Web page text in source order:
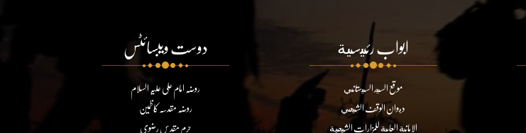
ابواب رئيسية
موقع السيد السيستاني
ديوان الوقف الشيعي
الامانة العامة للمزارات الشيعية
دوست ویبسائٹس
روضہ امام علی علیہ السلام
روضہ مقدسہ کاظمین
حرم مقدس رضوی